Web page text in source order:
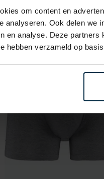
om content en
analyseren. Ook delen we
en analyse. Deze
hebben verzameld op